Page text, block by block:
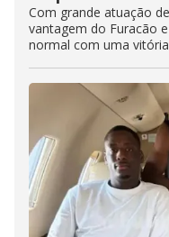
Com grande atuação
vantagem do Furacão
normal com uma